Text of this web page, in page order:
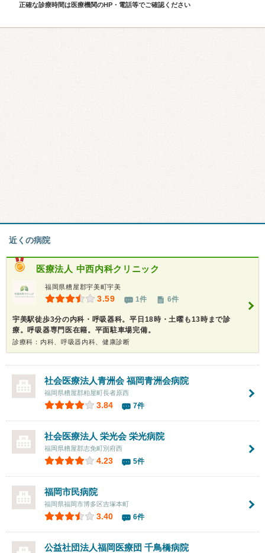
正確な診療時間は医療機関のHP・電話等でご確認ください
近くの病院
医療法人 中西内科クリニック
福岡県糟屋郡宇美町宇美
3.59 1件 6件
宇美駅徒歩3分の内科・呼吸器科。平日18時・土曜も13時まで診
療。呼吸器専門医在籍。平面駐車場完備。
診療科：内科、呼吸器内科、健康診断
社会医療法人青洲会 福岡青洲会病院
福岡県糟屋郡粕屋町長者原西
3.84 7件
社会医療法人 栄光会栄光病院
福岡県糟屋郡志免町別府西
4.23 5件
福岡市民病院
福岡県福岡市博多区吉塚本町
3.40 6件
公益社団法人福岡医療団 千鳥橋病院